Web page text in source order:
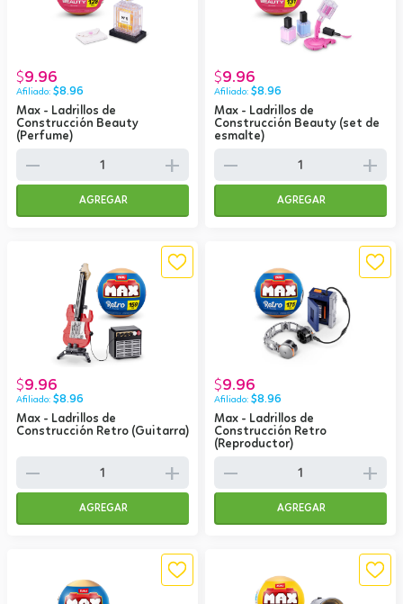
Max - Ladrillos de
Construcción Beauty
(Perfume)
$9.96
$8.96
remove add
AGREGAR
Max - Ladrillos de
Construcción Beauty (set de
esmalte)
$9.96
$8.96
remove add
AGREGAR
Max - Ladrillos de
Construcción Retro (Guitarra)
$9.96
$8.96
remove add
AGREGAR
Max - Ladrillos de
Construcción Retro
(Reproductor)
$9.96
$8.96
remove add
AGREGAR